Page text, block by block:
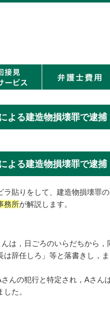
よる建造物損壊罪で逮捕
よる建造物損壊罪で逮捕
貼りをして、建造物損壊罪
務所が解説します。
は，日ごろのいらだちから
は辞任しろ」等と落書きし，
んの犯行と特定され，Aさん
した。